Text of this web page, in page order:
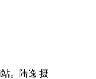
。陆逸 摄